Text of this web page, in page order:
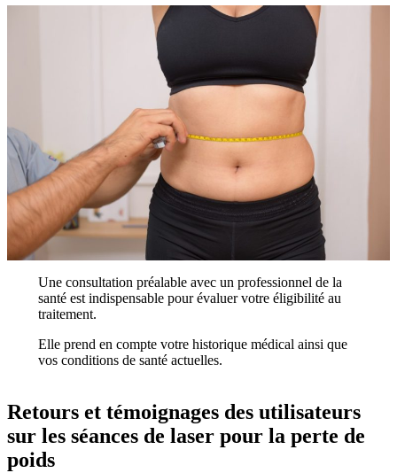
Une consultation préalable avec un professionnel de la
santé est indispensable pour évaluer votre éligibilité au
traitement.
Elle prend en compte votre historique médical ainsi que
vos conditions de santé actuelles.
Retours et témoignages des utilisateurs
sur les séances de laser pour la perte de
poids